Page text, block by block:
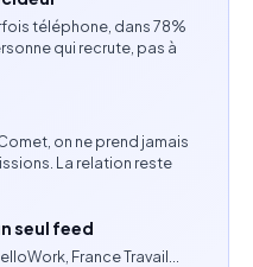
marketing et
sur l’ensemble
téléphone, dans 78%
qui recrute, pas à
on ne prend jamais
La relation reste
seul feed
France Travail…